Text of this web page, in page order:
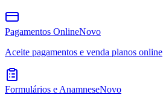
Pagamentos OnlineNovo
Aceite pagamentos e venda planos online
Formulários e AnamneseNovo